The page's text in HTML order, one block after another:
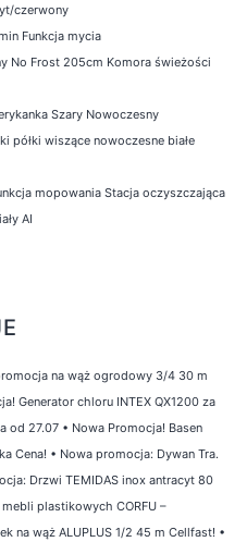
czerwony
Funkcja mycia
No Frost 205cm Komora świeżości
Szary Nowoczesny
półki wiszące nowoczesne białe
mopowania Stacja oczyszczająca
AI
na wąż ogrodowy 3/4 30 m
Generator chloru INTEX QX1200 za
od 27.07 • Nowa Promocja! Basen
Cena! • Nowa promocja: Dywan Tra.
Drzwi TEMIDAS inox antracyt 80
plastikowych CORFU –
na wąż ALUPLUS 1/2 45 m Cellfast! •